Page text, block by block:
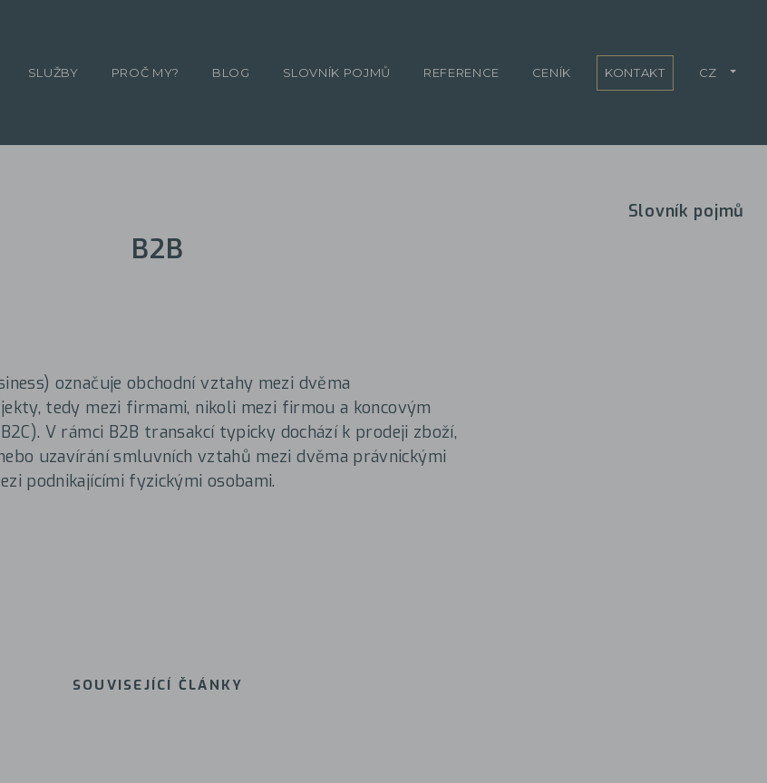
Slovník pojmů
B2B
označuje obchodní vztahy mezi dvěma
tedy mezi firmami, nikoli mezi firmou a koncovým
V rámci B2B transakcí typicky dochází k prodeji zboží,
uzavírání smluvních vztahů mezi dvěma právnickými
podnikajícími fyzickými osobami.
SOUVISEJÍCÍ ČLÁNKY
SLUŽBY PROČ MY? BLOG SLOVNÍK POJMŮ REFERENCE CENÍK KONTAKT CZ